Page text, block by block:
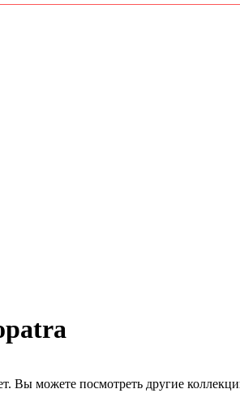
Вы можете посмотреть другие